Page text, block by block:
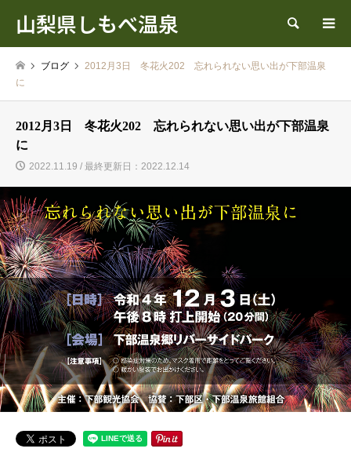
山梨県しもべ温泉 検索
ブログ
2012月3日 冬花火202 忘れられない思い出が下部温泉
に
2012月3日 冬花火202 忘れられない思い出が下部温泉
に
2022.11.19 / 最終更新日：2022.12.14